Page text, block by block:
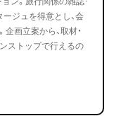
ジュを得意とし、会
画立案から、取材・
ストップで行えるの